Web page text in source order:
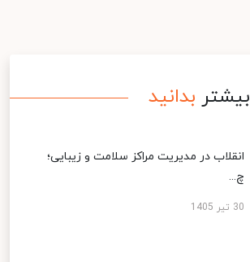
بیشتر بدانید
انقلاب در مدیریت مراکز سلامت و زیبایی؛
چ...
30 تیر 1405